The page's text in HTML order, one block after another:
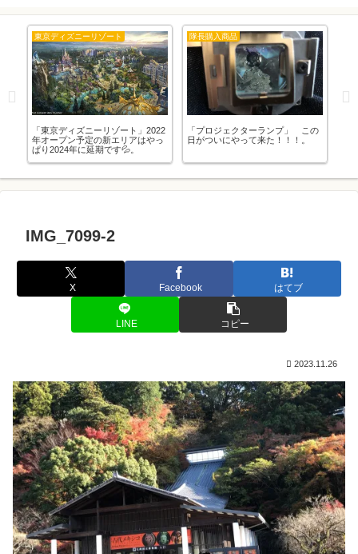
東京ディズニーリゾート
「東京ディズニーリゾート」2022
年オープン予定の新エリアはやっ
ぱり2024年に延期です💦。
隊長購入商品
「プロジェクターランプ」 この
日がついにやって来た！！！。
IMG_7099-2
X Facebook はてブ
LINE コピー
2023.11.26